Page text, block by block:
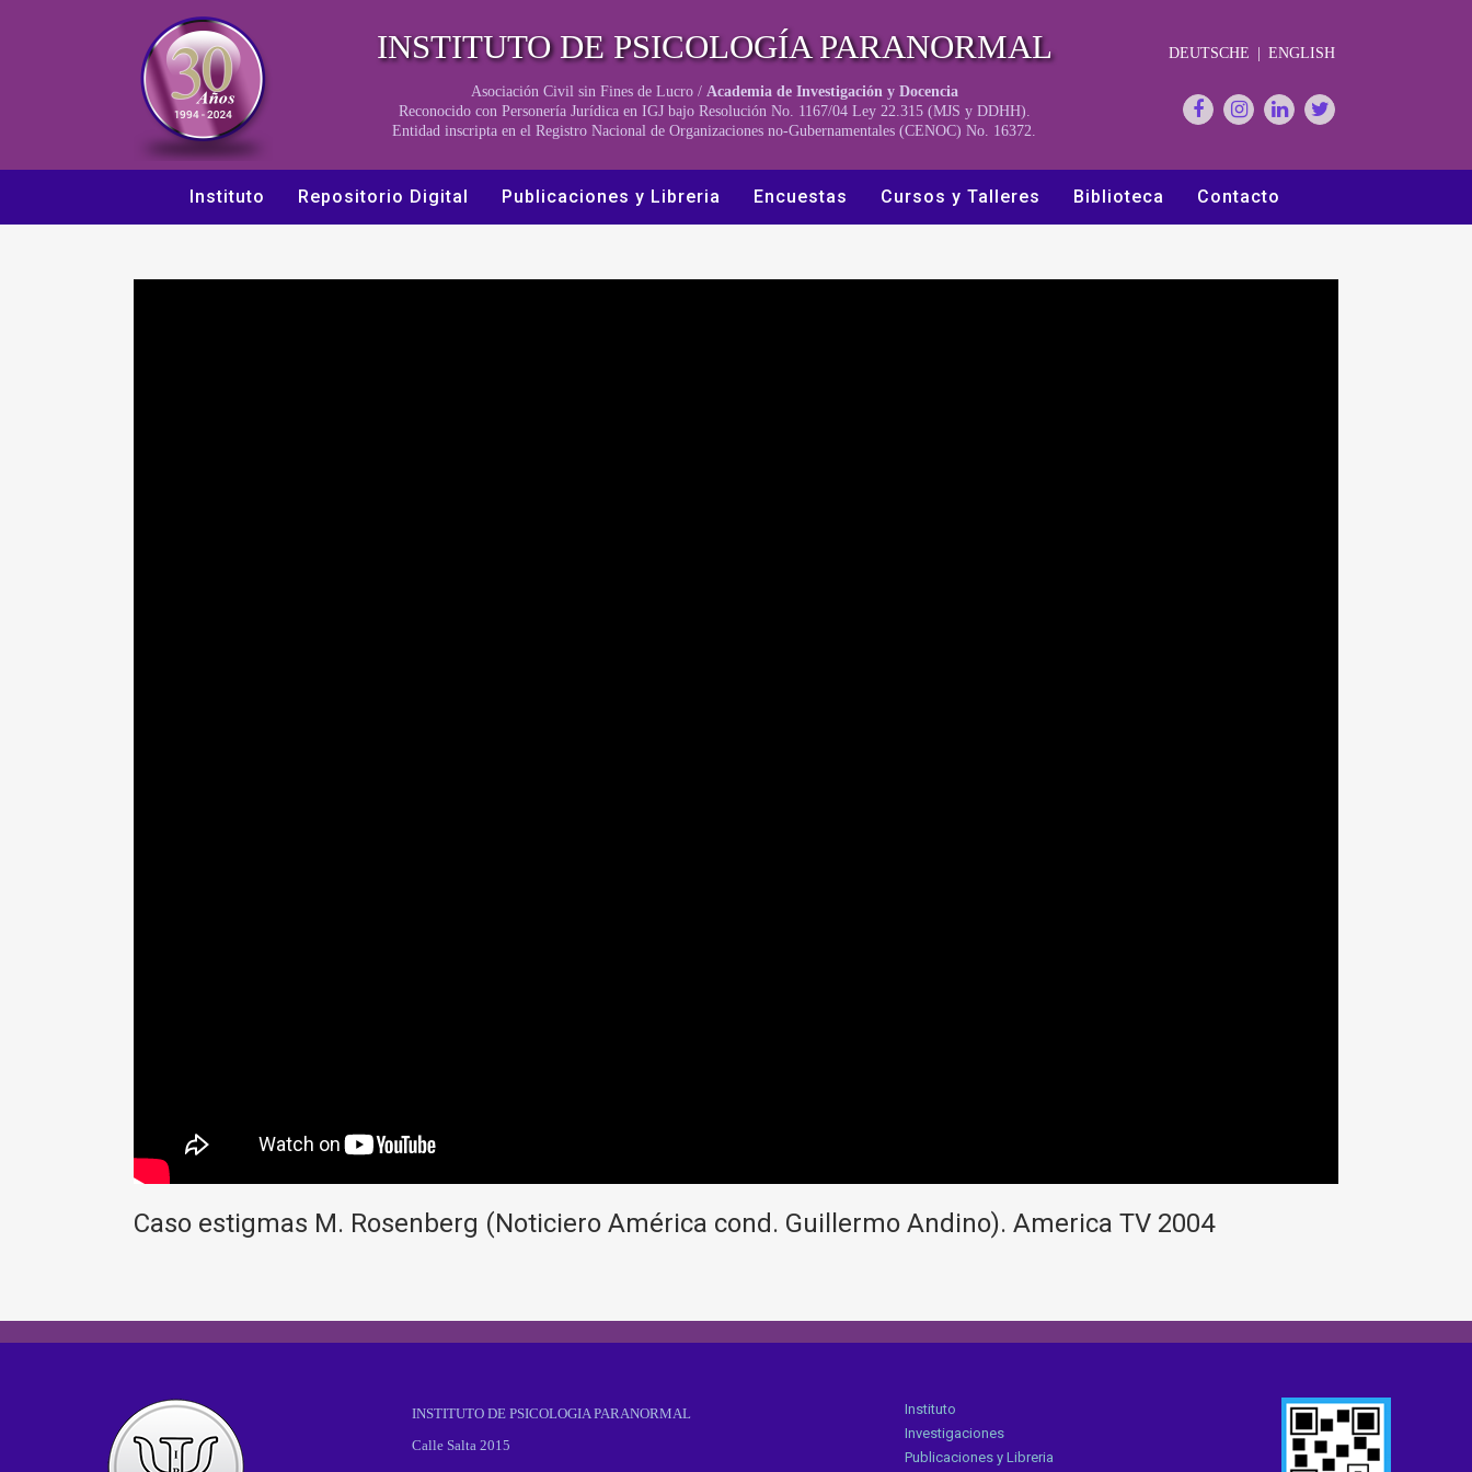
INSTITUTO DE PSICOLOGÍA PARANORMAL
Asociación Civil sin Fines de Lucro / Academia de Investigación y Docencia
Reconocido con Personería Jurídica en IGJ bajo Resolución No. 1167/04 Ley 22.315 (MJS y DDHH).
Entidad inscripta en el Registro Nacional de Organizaciones no-Gubernamentales (CENOC) No. 16372.
DEUTSCHE ENGLISH
Instituto Repositorio Digital Publicaciones y Libreria Encuestas Cursos y Talleres Biblioteca Contacto
Caso estigmas M. Rosenberg (Noticiero América cond. Guillermo Andino). America TV 2004
INSTITUTO DE PSICOLOGIA PARANORMAL
Calle Salta 2015
Instituto
Investigaciones
Publicaciones y Libreria